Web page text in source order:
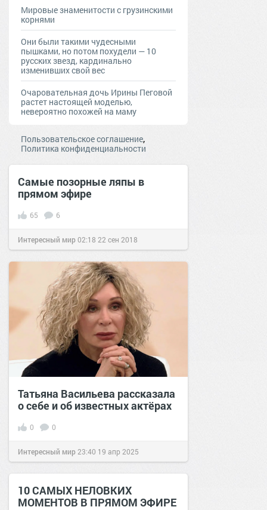
Мировые знаменитости с грузинскими
корнями
Они были такими чудесными
пышками, но потом похудели — 10
русских звезд, кардинально
изменивших свой вес
Очаровательная дочь Ирины Пеговой
растет настоящей моделью,
невероятно похожей на маму
Пользовательское соглашение,
Политика конфиденциальности
Самые позорные ляпы в
прямом эфире
65 6
Интересный мир02:18 22 сен 2018
Татьяна Васильева рассказала
о себе и об известных актёрах
0 0
Интересный мир 23:40 19 апр 2025
10 САМЫХ НЕЛОВКИХ
МОМЕНТОВ В ПРЯМОМ ЭФИРЕ